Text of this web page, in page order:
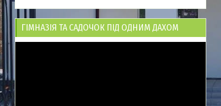
ГІМНАЗІЯ ТА САДОЧОК ПІД ОДНИМ ДАХОМ